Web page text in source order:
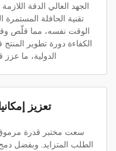
الجهد العالي الدقة
تقنية الحافلة
الكفاءة دورة تطوير
الدولية، ما
تعزيز
سعت مختبر قدرة مرموق
الطلب المتزايد. وبفضل دمج